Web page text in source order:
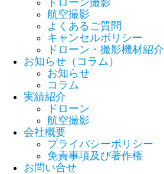
航空撮影
よくあるご質問
キャンセルポリシー
ドローン・撮影機材紹介
お知らせ（コラム）
お知らせ
コラム
実績紹介
ドローン
航空撮影
会社概要
プライバシーポリシー
免責事項及び著作権
お問い合せ